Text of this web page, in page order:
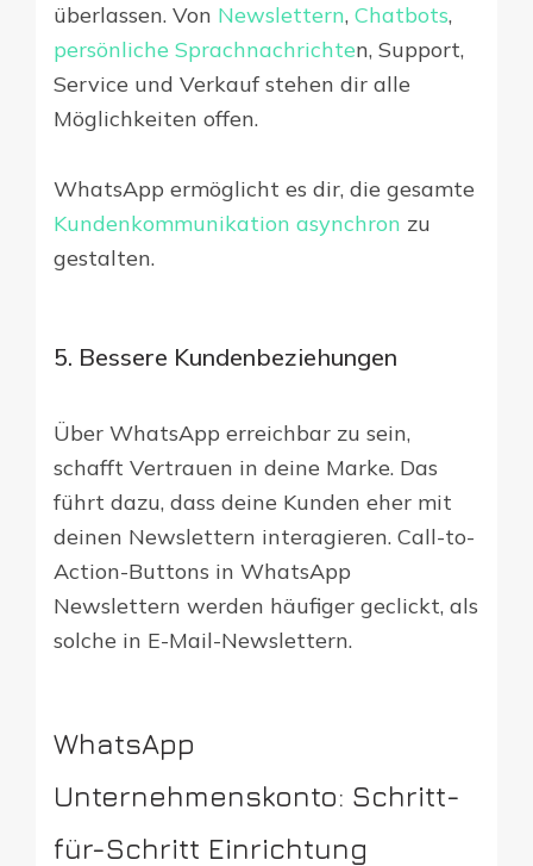
überlassen. Von Newslettern, Chatbots,
persönliche Sprachnachrichten, Support,
Service und Verkauf stehen dir alle
Möglichkeiten offen.
WhatsApp ermöglicht es dir, die gesamte
Kundenkommunikation asynchron zu
gestalten.
5. Bessere Kundenbeziehungen
Über WhatsApp erreichbar zu sein,
schafft Vertrauen in deine Marke. Das
führt dazu, dass deine Kunden eher mit
deinen Newslettern interagieren. Call-to-
Action-Buttons in WhatsApp
Newslettern werden häufiger geclickt, als
solche in E-Mail-Newslettern.
WhatsApp
Unternehmenskonto: Schritt-
für-Schritt Einrichtung